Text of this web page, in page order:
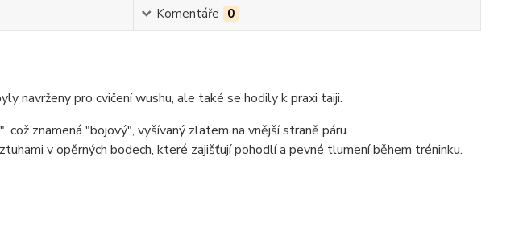
Komentáře 0
navrženy pro cvičení wushu, ale také se hodily k praxi taiji.
znamená "bojový", vyšívaný zlatem na vnější straně páru.
v opěrných bodech, které zajišťují pohodlí a pevné tlumení během tréninku.